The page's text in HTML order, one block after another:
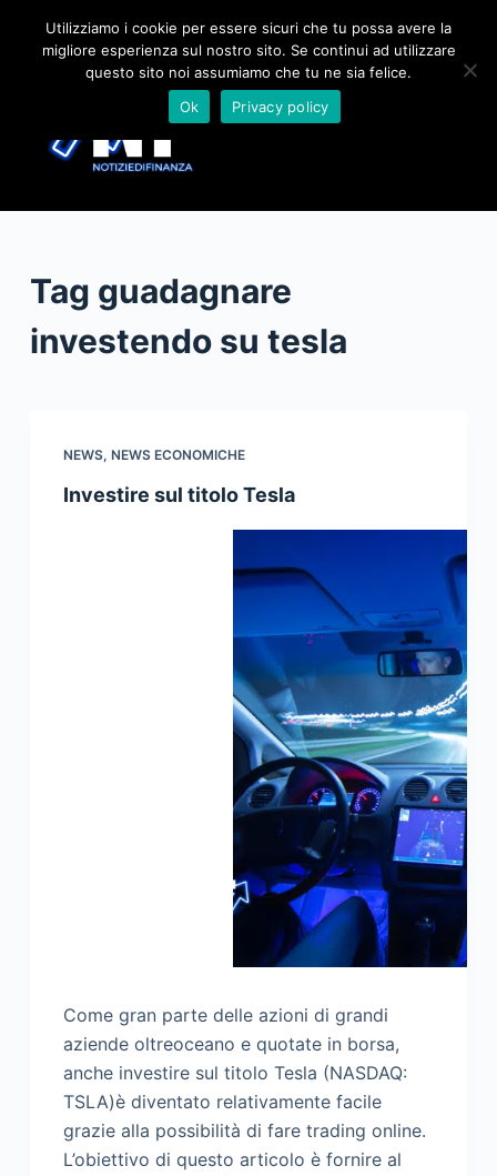
nTag guadagnare
investendo su tesla
NEWS, NEWS ECONOMICHE
Investire sul titolo Tesla
Come gran parte delle azioni di grandi
aziende oltreoceano e quotate in borsa,
anche investire sul titolo Tesla (NASDAQ:
TSLA)è diventato relativamente facile
grazie alla possibilità di fare trading online.
L’obiettivo di questo articolo è fornire al
Utilizziamo i cookie per essere sicuri che tu possa avere la
migliore esperienza sul nostro sito. Se continui ad utilizzare
questo sito noi assumiamo che tu ne sia felice.
Ok
Privacy policy